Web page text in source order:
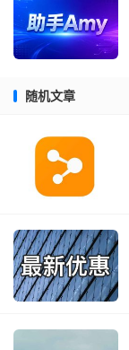
随机文章